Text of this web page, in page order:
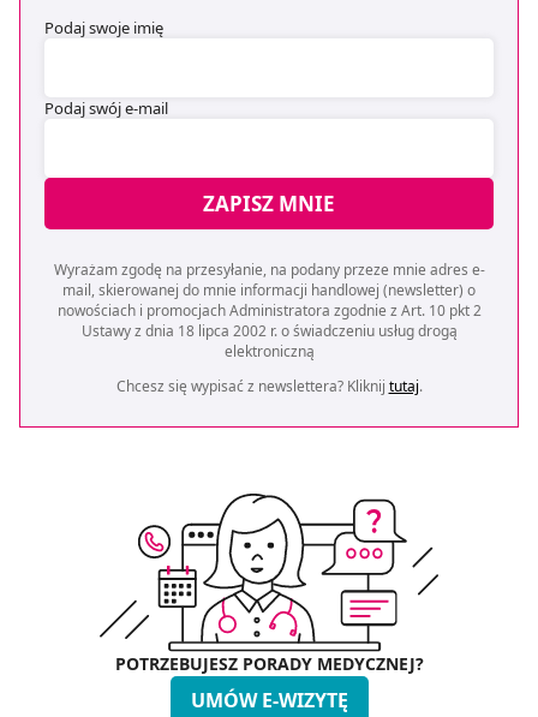
Podaj swoje imię
Podaj swój e-mail
ZAPISZ MNIE
Wyrażam zgodę na przesyłanie, na podany przeze mnie adres e-
mail, skierowanej do mnie informacji handlowej (newsletter) o
nowościach i promocjach Administratora zgodnie z Art. 10 pkt 2
Ustawy z dnia 18 lipca 2002 r. o świadczeniu usług drogą
elektroniczną
Chcesz się wypisać z newslettera? Kliknij tutaj.
POTRZEBUJESZ PORADY MEDYCZNEJ?
UMÓW E-WIZYTĘ